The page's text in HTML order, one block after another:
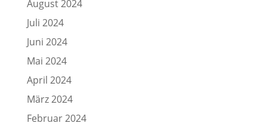
August 2024
Juli 2024
Juni 2024
Mai 2024
April 2024
März 2024
Februar 2024